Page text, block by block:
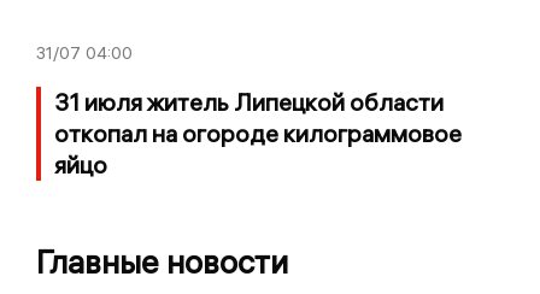
31/07 04:00
31 июля житель Липецкой области
откопал на огороде килограммовое
яйцо
Главные новости